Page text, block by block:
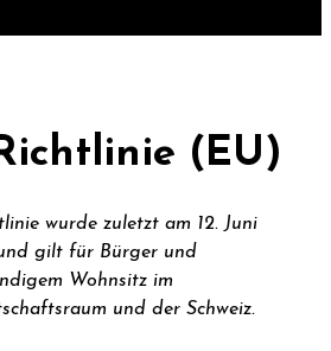
(EU)
wurde zuletzt am 12. Juni
gilt für Bürger und
Wohnsitz im
und der Schweiz.